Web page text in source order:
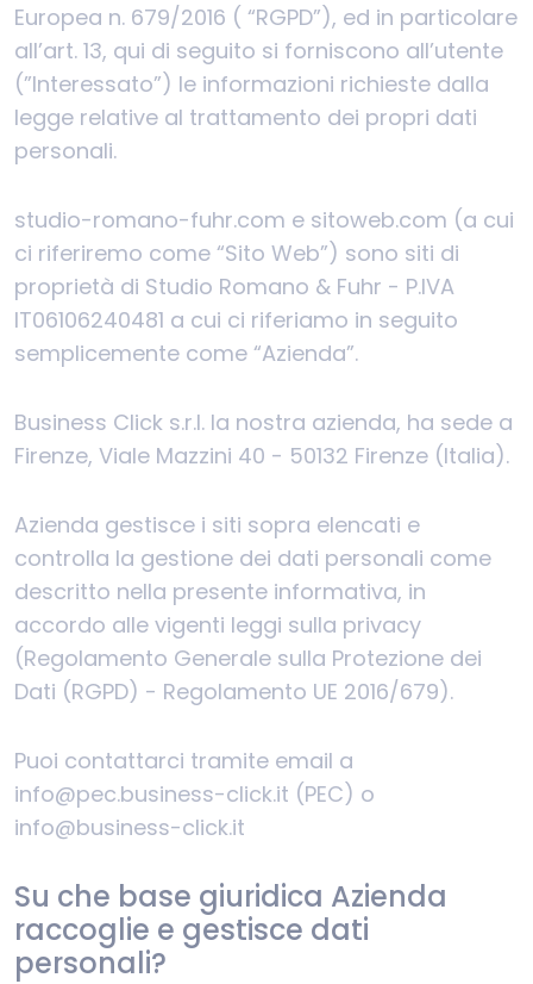
Europea n. 679/2016 ( “RGPD”), ed in particolare
all’art. 13, qui di seguito si forniscono all’utente
(”Interessato”) le informazioni richieste dalla
legge relative al trattamento dei propri dati
personali.
studio-romano-fuhr.com e sitoweb.com (a cui
ci riferiremo come “Sito Web”) sono siti di
proprietà di Studio Romano & Fuhr - P.IVA
IT06106240481 a cui ci riferiamo in seguito
semplicemente come “Azienda”.
Business Click s.r.l. la nostra azienda, ha sede a
Firenze, Viale Mazzini 40 - 50132 Firenze (Italia).
Azienda gestisce i siti sopra elencati e
controlla la gestione dei dati personali come
descritto nella presente informativa, in
accordo alle vigenti leggi sulla privacy
(Regolamento Generale sulla Protezione dei
Dati (RGPD) - Regolamento UE 2016/679).
Puoi contattarci tramite email a
info@pec.business-click.it (PEC) o
info@business-click.it
Su che base giuridica Azienda
raccoglie e gestisce dati
personali?